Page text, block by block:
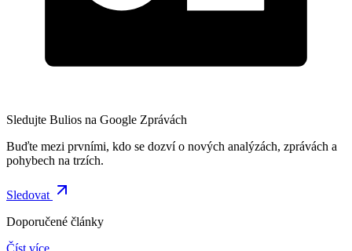
Sledujte Bulios na Google Zprávách
Buďte mezi prvními, kdo se dozví o nových analýzách, zprávách a
pohybech na trzích.
Sledovat
Doporučené články
Číst více